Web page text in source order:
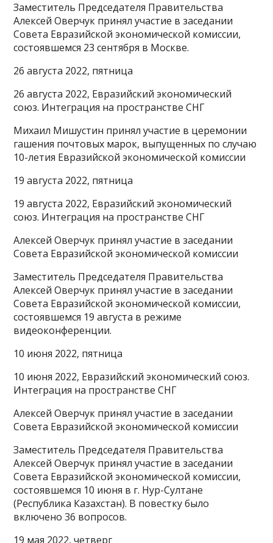
Заместитель Председателя Правительства
Алексей Оверчук принял участие в заседании
Совета Евразийской экономической комиссии,
состоявшемся 23 сентября в Москве.
26 августа 2022, пятница
26 августа 2022, Евразийский экономический
союз. Интеграция на пространстве СНГ
Михаил Мишустин принял участие в церемонии
гашения почтовых марок, выпущенных по случаю
10-летия Евразийской экономической комиссии
19 августа 2022, пятница
19 августа 2022, Евразийский экономический
союз. Интеграция на пространстве СНГ
Алексей Оверчук принял участие в заседании
Совета Евразийской экономической комиссии
Заместитель Председателя Правительства
Алексей Оверчук принял участие в заседании
Совета Евразийской экономической комиссии,
состоявшемся 19 августа в режиме
видеоконференции.
10 июня 2022, пятница
10 июня 2022, Евразийский экономический союз.
Интеграция на пространстве СНГ
Алексей Оверчук принял участие в заседании
Совета Евразийской экономической комиссии
Заместитель Председателя Правительства
Алексей Оверчук принял участие в заседании
Совета Евразийской экономической комиссии,
состоявшемся 10 июня в г. Нур-Султане
(Республика Казахстан). В повестку было
включено 36 вопросов.
19 мая 2022, четверг